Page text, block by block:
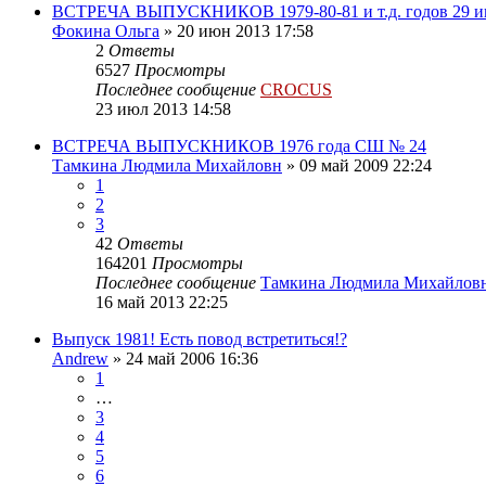
ВСТРЕЧА ВЫПУСКНИКОВ 1979-80-81 и т.д. годов 29
Фокина Ольга » 20 июн 2013 17:58
2 Ответы
6527 Просмотры
Последнее сообщение CROCUS
23 июл 2013 14:58
ВСТРЕЧА ВЫПУСКНИКОВ 1976 года СШ № 24
Тамкина Людмила Михайловн » 09 май 2009 22:24
1
2
3
42 Ответы
164201 Просмотры
Последнее сообщение Тамкина Людмила
16 май 2013 22:25
Выпуск 1981! Есть повод встретиться!?
Andrew » 24 май 2006 16:36
1
…
3
4
5
6